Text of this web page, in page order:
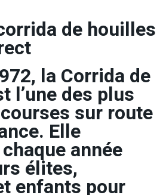
de houilles
la Corrida de
l’une des plus
sur route
Elle
année
élites,
enfants pour